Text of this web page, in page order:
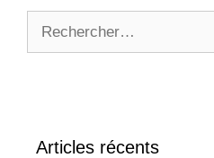
Articles récents